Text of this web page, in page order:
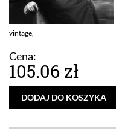
vintage,
Cena:
105.06 zł
DODAJ DO KOSZYKA